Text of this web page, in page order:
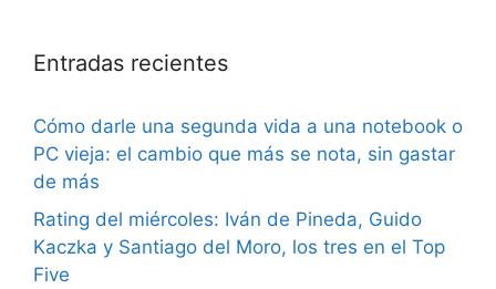
Entradas recientes
Cómo darle una segunda vida a una notebook o
PC vieja: el cambio que más se nota, sin gastar
de más
Rating del miércoles: Iván de Pineda, Guido
Kaczka y Santiago del Moro, los tres en el Top
Five